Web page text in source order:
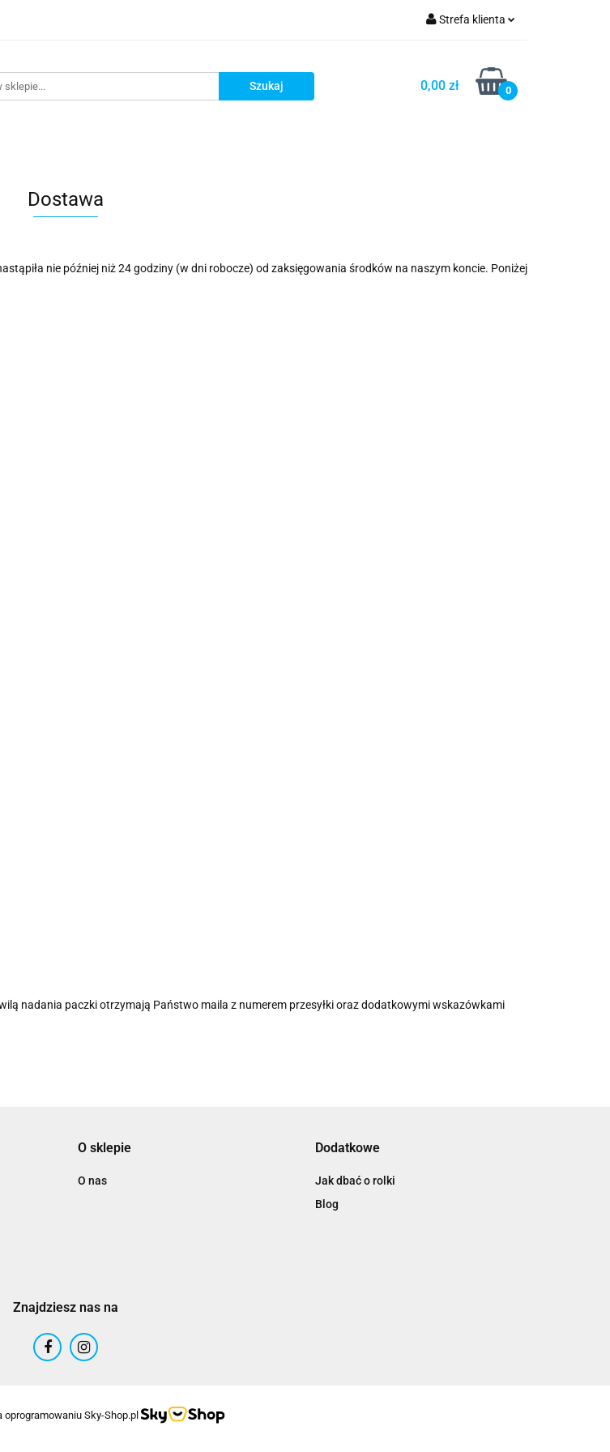
Strefa klienta
Zarejestruj się
0,00 zł 0
Dostawa
nie później niż 24 godziny (w dni robocze) od zaksięgowania środków na naszym koncie. Poniżej
nadania paczki otrzymają Państwo maila z numerem przesyłki oraz dodatkowymi wskazówkami
O sklepie
O nas
Dodatkowe
Jak dbać o rolki
Blog
Znajdziesz nas na
oprogramowaniu Sky-Shop.pl